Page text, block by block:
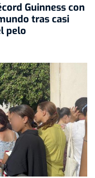
Guinness con
tras casi
pelo